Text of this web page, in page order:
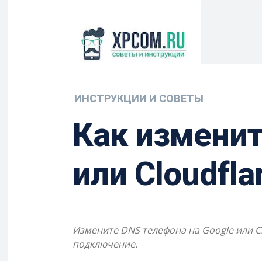
ИНСТРУКЦИИ И СОВЕТЫ
Как
или
Измените DNS телефона на Google или
подключение.